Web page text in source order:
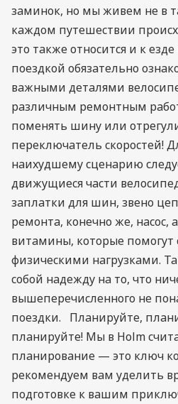
заминок, но мы живем не в
каждом путешествии
это также относится и к
поездкой обязательно
важными деталями
различным ремонтным
поменять шину или
переключатель скоростей!
наихудшему сценарию
движущиеся части
заплатки для шин, звено
ремонта, конечно же, насос,
витамины, которые помогут
физическими нагрузками.
собой надежду на то, что
вышеперечисленного не
поездки. Планируйте,
планируйте! Мы в Holm
планирование — это ключ
рекомендуем вам уделить
подготовке к вашим